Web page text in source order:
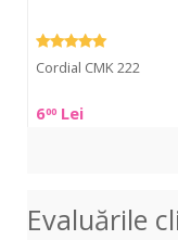
Cordial CMK 222
600 Lei
Cordial
Evaluările